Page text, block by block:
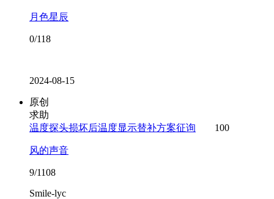
月色星辰
0/118
2024-08-15
原创
求助
温度探头损坏后温度显示替补方案征询
100
风的声音
9/1108
Smile-lyc